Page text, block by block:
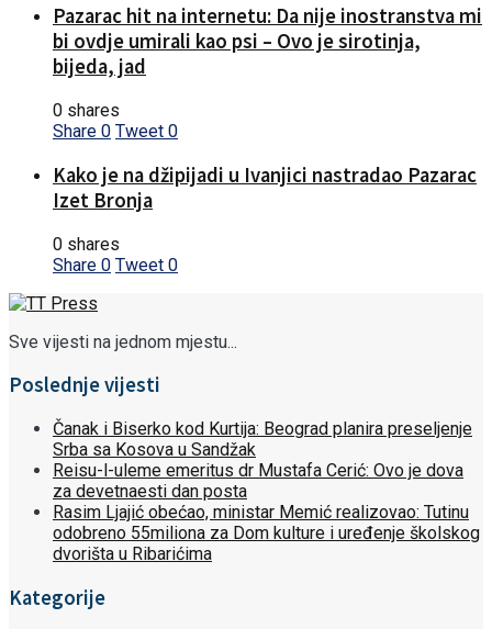
Pazarac hit na internetu: Da nije inostranstva mi
bi ovdje umirali kao psi – Ovo je sirotinja,
bijeda, jad
0 shares
Share 0 Tweet 0
Kako je na džipijadi u Ivanjici nastradao Pazarac
Izet Bronja
0 shares
Share 0 Tweet 0
Sve vijesti na jednom mjestu...
Poslednje vijesti
Čanak i Biserko kod Kurtija: Beograd planira preseljenje
Srba sa Kosova u Sandžak
Reisu-l-uleme emeritus dr Mustafa Cerić: Ovo je dova
za devetnaesti dan posta
Rasim Ljajić obećao, ministar Memić realizovao: Tutinu
odobreno 55miliona za Dom kulture i uređenje školskog
dvorišta u Ribarićima
Kategorije